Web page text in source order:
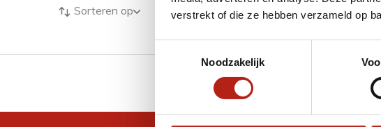
verstrekt of die ze hebben verzameld op
Noodzakelijk
Sorteren op
GRATIS verzending v.a €75